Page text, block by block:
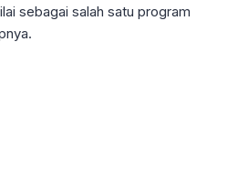
sebagai salah satu program